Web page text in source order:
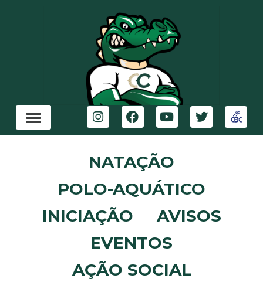
NATAÇÃO
POLO-AQUÁTICO
INICIAÇÃO
AVISOS
EVENTOS
AÇÃO SOCIAL